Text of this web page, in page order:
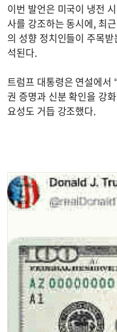
이번 발언은 미국이 냉전
사를 강조하는 동시에, 최
의 성향 정치인들이 주목
석된다.
트럼프 대통령은 연설에서
권 증명과 신분 확인을 강
요성도 거듭 강조했다.